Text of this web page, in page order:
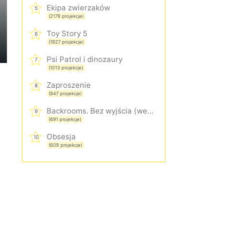
5 Ekipa zwierzaków
(2179 projekcje)
6 Toy Story 5
(1927 projekcje)
7 Psi Patrol i dinozaury
(1013 projekcje)
8 Zaproszenie
(947 projekcje)
9 Backrooms. Bez wyjścia (wersja rozszerzona)
(691 projekcje)
10 Obsesja
(609 projekcje)